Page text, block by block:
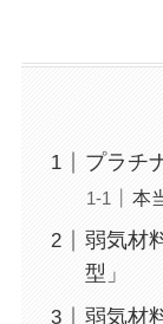
プラチ
本
弱気材
型」
弱気材